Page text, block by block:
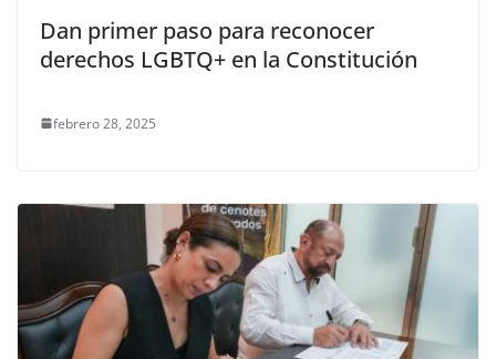
Dan primer paso para reconocer
derechos LGBTQ+ en la Constitución
febrero 28, 2025